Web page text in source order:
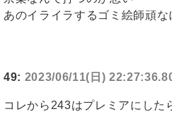
あのイライラするゴミ絵師頑な
49: 2023/06/11(日)
コレから243はプレミアにした